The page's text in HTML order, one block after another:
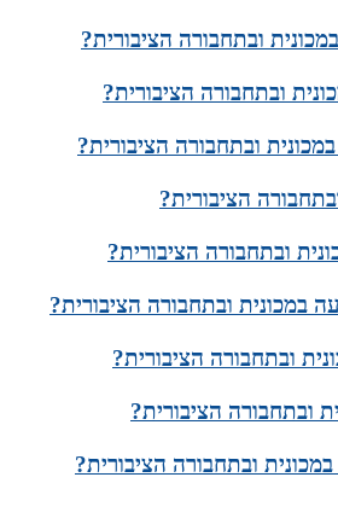
ובתחבורה הציבורית?
ובתחבורה הציבורית?
ובתחבורה הציבורית?
הציבורית?
ובתחבורה הציבורית?
במכונית ובתחבורה הציבורית?
ובתחבורה הציבורית?
ובתחבורה הציבורית?
ובתחבורה הציבורית?